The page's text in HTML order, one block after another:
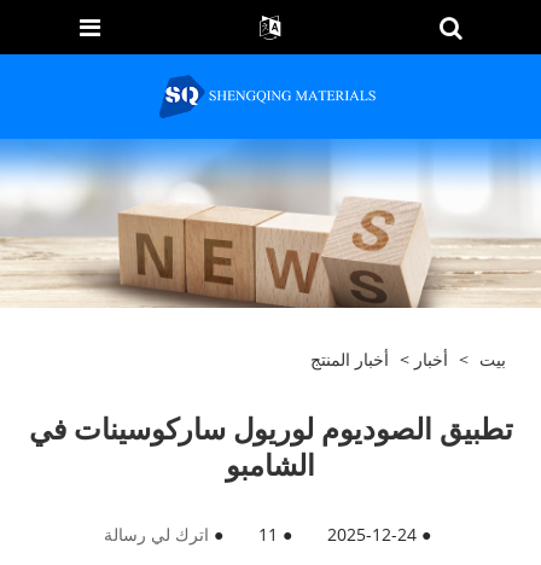
بيت > أخبار > أخبار المنتج
تطبيق الصوديوم لوريول ساركوسينات في
الشامبو
●
2025-12-24
●
11
● اترك لي رسالة